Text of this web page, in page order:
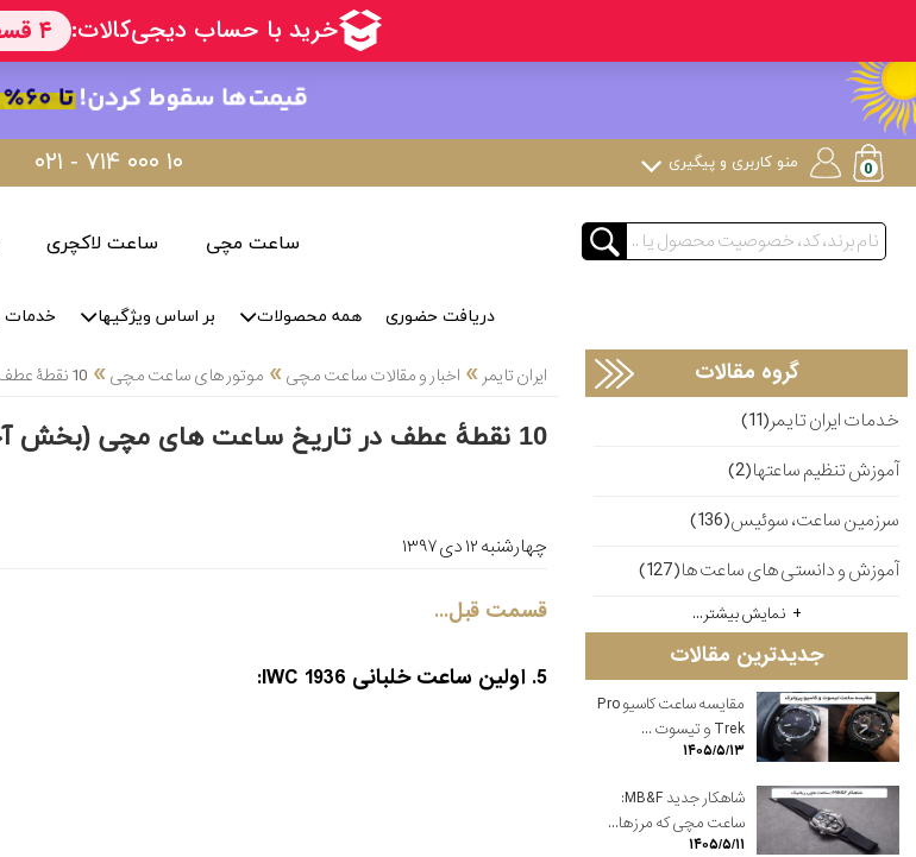
۰۲۱ - ۷۱۴ ۰۰۰ ۱۰ منو کاربری و پیگیری
ساعت مچی ساعت لاکچری
دریافت حضوری همه محصولات بر اساس ویژگیها خدمات
ایران تایمر » اخبار و مقالات ساعت مچی» موتور های ساعت مچی» 10 نقطۀ عطف در تاریخ ساعت های مچی (بخش آخر )
10 نقطۀ عطف در تاریخ ساعت های مچی (بخش آخر )
چهارشنبه ۱۲ دی ۱۳۹۷
قسمت قبل...
5. اولین ساعت خلبانی IWC 1936:
گروه مقالات
خدمات ایران تایمر(11)
آموزش تنظیم ساعتها(2)
سرزمین ساعت، سوئیس(136)
آموزش و دانستی های ساعت ها(127)
نمایش بیشتر...
جدیدترین مقالات
مقایسه ساعت کاسیو Pro
Trek و تیسوت ...
۱۴۰۵/۵/۱۳
شاهکار جدید MB&F:
ساعت مچی که مرزها...
۱۴۰۵/۵/۱۱